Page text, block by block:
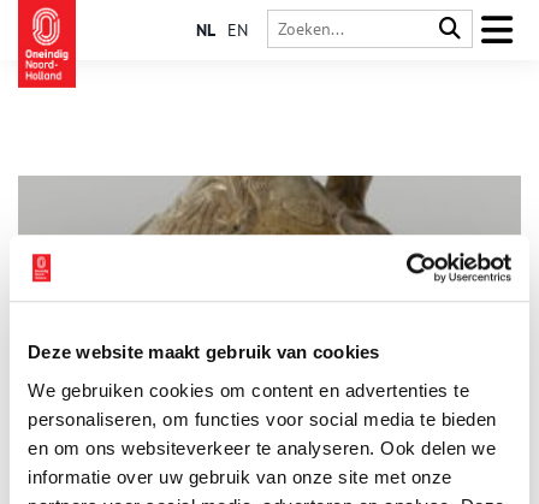
Deze website maakt gebruik van cookies
We gebruiken cookies om content en advertenties te
personaliseren, om functies voor social media te bieden
en om ons websiteverkeer te analyseren. Ook delen we
informatie over uw gebruik van onze site met onze
NL EN
Bier is al eeuwenlang een populaire volksdrank, die veel werd
gebrouwen in Haarlem. In de zestiende en zeventiende eeuw
werd bier het liefst gedronken uit een baardmankruik. Maar
hoe werden deze kruiken gemaakt en wie moesten die
baardmannen eigenlijk voorstellen?